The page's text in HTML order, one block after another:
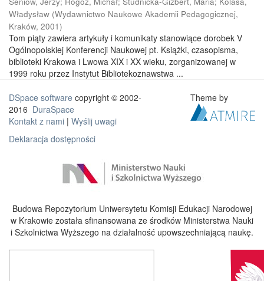
Władysław (Wydawnictwo Naukowe Akademii Pedagogicznej,
Kraków, 2001)
Tom piąty zawiera artykuły i komunikaty stanowiące dorobek V
Ogólnopolskiej Konferencji Naukowej pt. Książki, czasopisma,
biblioteki Krakowa i Lwowa XIX i XX wieku, zorganizowanej w
1999 roku przez Instytut Bibliotekoznawstwa ...
DSpace software copyright © 2002-
2016 DuraSpace
Kontakt z nami | Wyślij uwagi
Deklaracja dostępności
Theme by
Budowa Repozytorium Uniwersytetu Komisji Edukacji Narodowej
w Krakowie została sfinansowana ze środków Ministerstwa Nauki
i Szkolnictwa Wyższego na działalność upowszechniającą naukę.